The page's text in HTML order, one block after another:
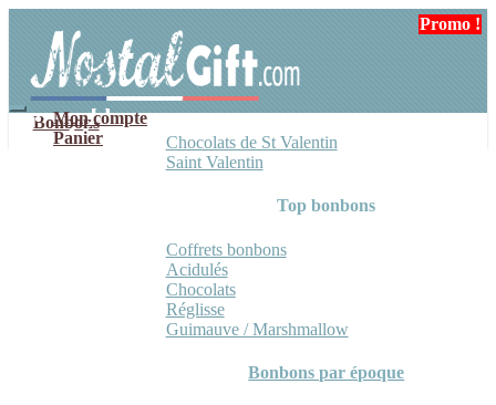
navigation
contenu
Mon compte
Panier
Bonbons
Chocolats de St Valentin
Saint Valentin
Top bonbons
Coffrets bonbons
Acidulés
Chocolats
Réglisse
Guimauve / Marshmallow
Bonbons par époque
Promo !
Promo !
Promo !